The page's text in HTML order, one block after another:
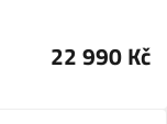
22 990 Kč